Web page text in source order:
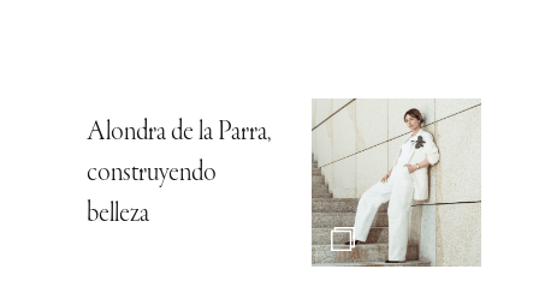
Alondra de la Parra,
construyendo
belleza